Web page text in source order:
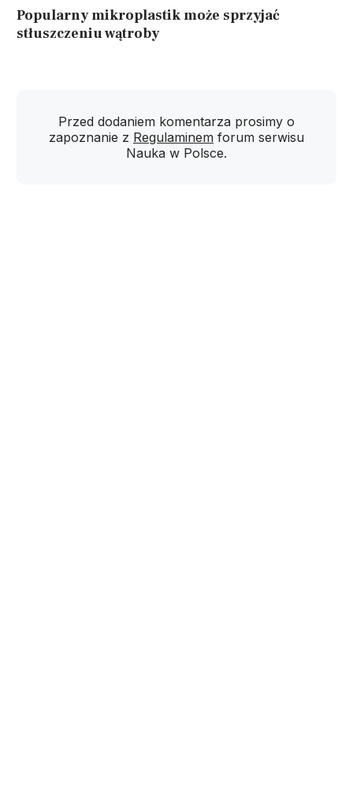
Popularny mikroplastik może sprzyjać
stłuszczeniu wątroby
Przed dodaniem komentarza prosimy o
zapoznanie z Regulaminem forum serwisu
Nauka w Polsce.